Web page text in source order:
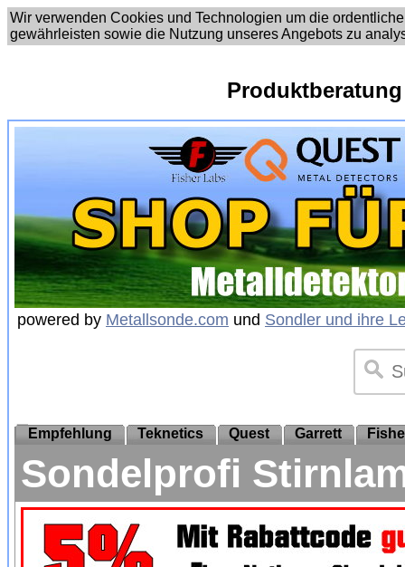
Wir verwenden Cookies und Technologien um die
gewährleisten sowie die Nutzung unseres Angebots zu
powered by Metallsonde.com und Sondler und ihre
Empfehlung Teknetics Quest Garrett
Sondelprofi